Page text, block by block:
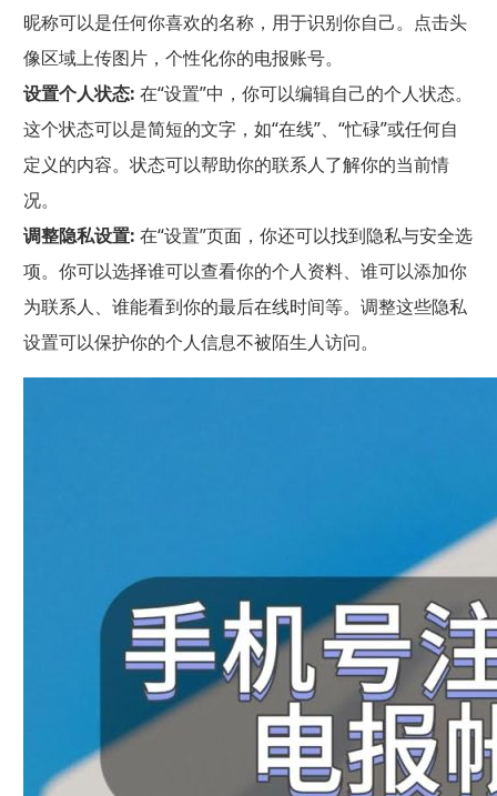
昵称可以是任何你喜欢的名称，用于识别你自己。点击头
像区域上传图片，个性化你的电报账号。
设置个人状态: 在“设置”中，你可以编辑自己的个人状态。
这个状态可以是简短的文字，如“在线”、“忙碌”或任何自
定义的内容。状态可以帮助你的联系人了解你的当前情
况。
调整隐私设置: 在“设置”页面，你还可以找到隐私与安全选
项。你可以选择谁可以查看你的个人资料、谁可以添加你
为联系人、谁能看到你的最后在线时间等。调整这些隐私
设置可以保护你的个人信息不被陌生人访问。